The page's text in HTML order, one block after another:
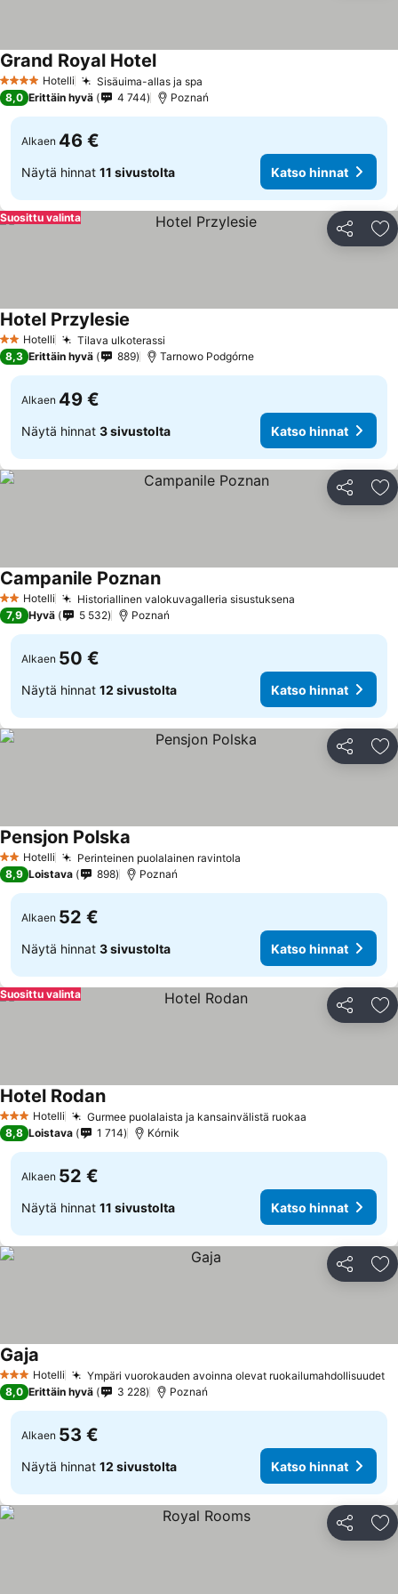
4 Tähtiluokitus
Hotelli Sisäuima-allas ja spa
Grand Royal HotelKatso hinnat
8,0 Erittäin hyvä 4 744 Poznań
Alkaen 46 €
Näytä hinnat 11 sivustolta Katso hinnat
Jaa
Suosittu valinta
2 Tähtiluokitus
Hotelli Tilava ulkoterassi
Hotel Przylesie
8,3 Erittäin hyvä 889 Tarnowo Podgórne
Alkaen 49 €
Näytä hinnat 3 sivustolta Katso hinnat
Jaa
2 Tähtiluokitus
Hotelli Historiallinen valokuvagalleria sisustuksena
Campanile PoznanKatso hinnat
7,9 Hyvä 5 532 Poznań
Alkaen 50 €
Näytä hinnat 12 sivustolta Katso hinnat
Jaa
2 Tähtiluokitus
Hotelli Perinteinen puolalainen ravintola
Pensjon Polska
8,9 Loistava 898 Poznań
Alkaen 52 €
Näytä hinnat 3 sivustolta Katso hinnat
Jaa
Suosittu valinta
3 Tähtiluokitus
Hotelli Gurmee puolalaista ja kansainvälistä ruokaa
Hotel RodanKatso hinnat
8,8 Loistava 1 714 Kórnik
Alkaen 52 €
Näytä hinnat 11 sivustolta Katso hinnat
Jaa
3 Tähtiluokitus
Hotelli Ympäri vuorokauden avoinna olevat ruokailumahdollisuudet
Gaja
8,0 Erittäin hyvä 3 228 Poznań
Alkaen 53 €
Näytä hinnat 12 sivustolta Katso hinnat
Jaa